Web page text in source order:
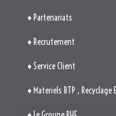
♦ Partenariats
♦ Recrutement
♦ Service Client
♦ Materiels BTP , Recyclage